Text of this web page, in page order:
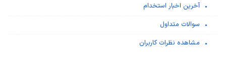
آخرین اخبار استخدام
سوالات متداول
مشاهده نظرات کاربران